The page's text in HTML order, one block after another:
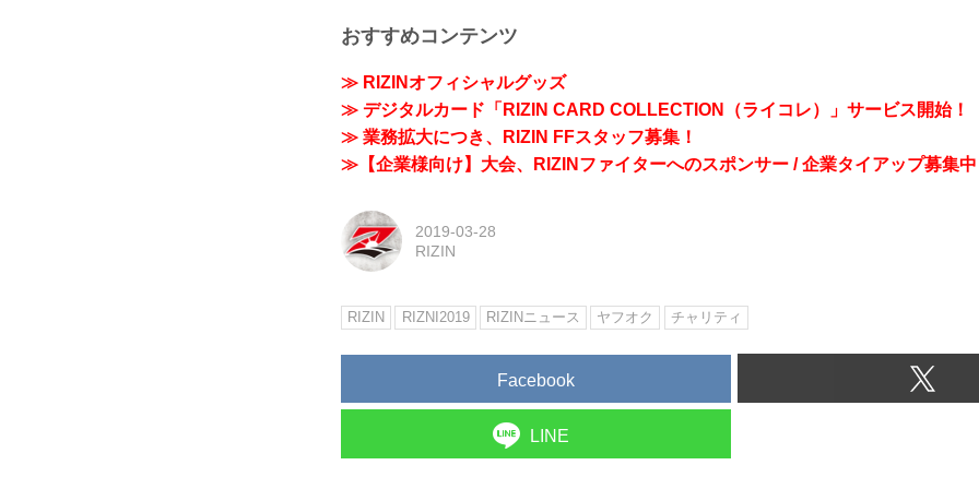
おすすめコンテンツ
≫ RIZINオフィシャルグッズ
≫ デジタルカード「RIZIN CARD COLLECTION（ライコレ）」サービス開始！
≫ 業務拡大につき、RIZIN FFスタッフ募集！
≫【企業様向け】大会、RIZINファイターへのスポンサー / 企業タイアップ募集
2019-03-28
RIZIN
RIZIN RIZNI2019 RIZINニュース ヤフオク チャリティ
Facebook
LINE